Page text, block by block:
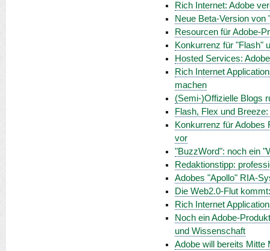
Rich Internet: Adobe
Neue Beta-Version von
Resourcen für Adobe-
Konkurrenz für "Flash"
Hosted Services:
Rich Internet
machen
(Semi-)Offizielle Blogs
Flash, Flex und
Konkurrenz für Adobes
vor
"BuzzWord": noch ein
Redaktionstipp:
Adobes "Apollo" RIA-
Die Web2.0-Flut
Rich Internet
Noch ein Adobe-
und Wissenschaft
Adobe will bereits Mitte